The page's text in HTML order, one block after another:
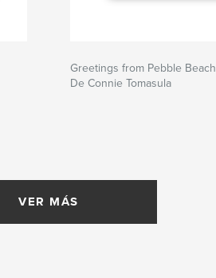
Greetings from Pebble Beach
De Connie Tomasula
VER MÁS